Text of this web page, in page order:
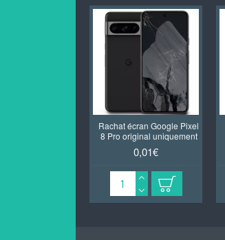
Rachat écran Google Pixel
8 Pro original uniquement
0,01€